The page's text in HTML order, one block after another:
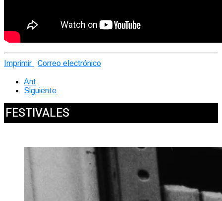
Imprimir Correo electrónico
Ant
Siguiente
FESTIVALES